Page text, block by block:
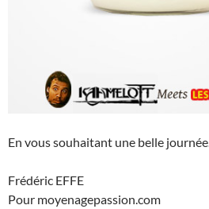
En vous souhaitant une belle journée.
Frédéric EFFE
Pour moyenagepassion.com